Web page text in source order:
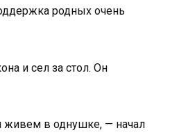
родных очень
и сел за стол. Он
живем в однушке, — начал